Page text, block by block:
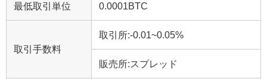
最低取引単位 0.0001BTC
取引手数料
取引所:-0.01~0.05%
販売所:スプレッド